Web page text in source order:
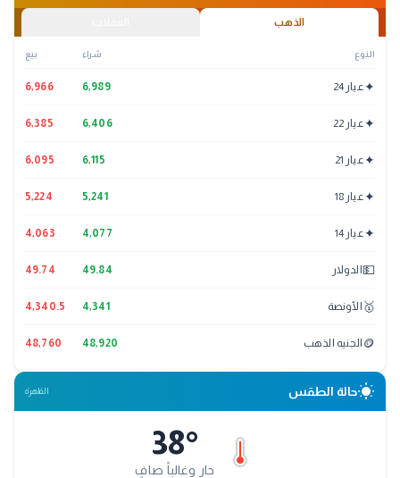
الذهب
النوع شراء بيع
✦عيار 24 6,989
6,966
✦عيار 22 6,406
6,385
✦عيار 21 6,115
6,095
✦عيار 18 5,241
5,224
✦عيار 14 4,077
4,063
💵 الدولار 49.84
49.74
🥇 الأونصة 4,341
4,340.5
🪙 الجنيه الذهب 48,920
48,760
wb_sunnyحالة الطقس القاهرة
38°
حار وغالباً صافٍ